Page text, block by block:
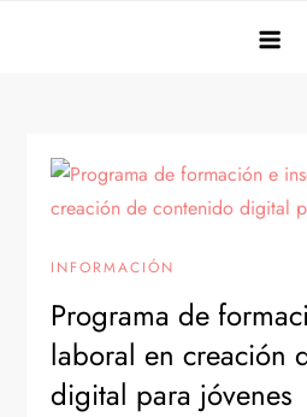
INFORMACIÓN
Programa de
laboral en creación
digital para jóvenes